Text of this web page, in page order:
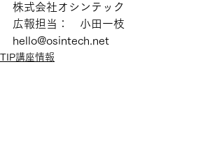
株式会社オシンテック
広報担当：　小田一枝
hello@osintech.net
TIP講座情報